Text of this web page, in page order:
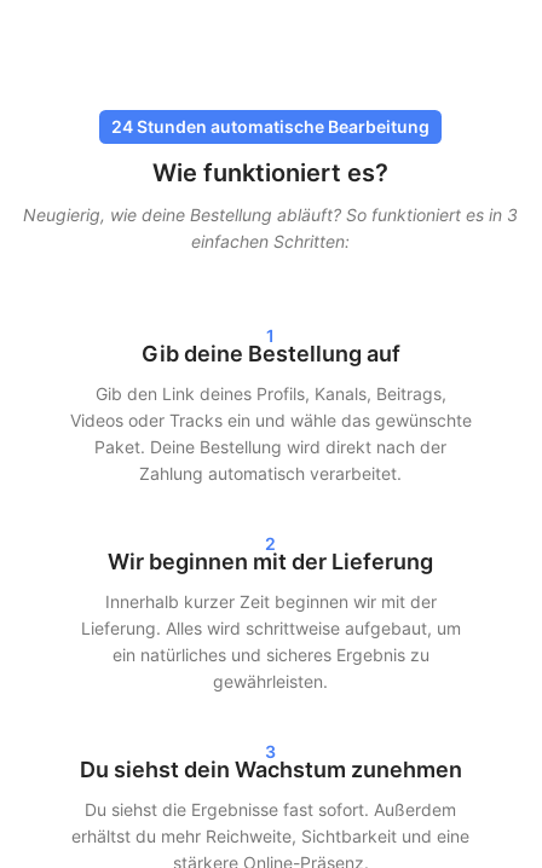
Bei SocialKings steht Sicherheit immer an erster Stelle. Du
musst niemals dein Passwort teilen, und alle Lieferungen
erfolgen über sichere und bewährte Methoden. Unsere
wirken, damit dein Account geschützt bleibt.
erfolgen über sichere und bewährte Methoden. Unsere
Dienstleistungen sind so gestaltet, dass sie möglichst natürlich
Schnelle Lieferung und echte
Ergebnisse
Stunden mit der Lieferung. Je nach gewähltem Paket siehst du
innerhalb von 24–72 Stunden deutliche Ergebnisse in deinen
Statistiken. Egal, ob du Instagram-Follower kaufst, TikTok-Views
kaufst oder Spotify-Streams kaufst – wir sorgen für eine
schnelle und effiziente Lieferung.
Dienstleistungen und gleichbleibende Qualität.
Mehr Reichweite und Glaubwürdigkeit
in den sozialen Medien
24 Stunden automatische Bearbeitung
Wie funktioniert es?
Neugierig, wie deine Bestellung abläuft? So funktioniert es in 3
einfachen Schritten:
1
Gib deine Bestellung auf
Gib den Link deines Profils, Kanals, Beitrags,
Videos oder Tracks ein und wähle das gewünschte
Paket. Deine Bestellung wird direkt nach der
Zahlung automatisch verarbeitet.
2
Wir beginnen mit der Lieferung
Innerhalb kurzer Zeit beginnen wir mit der
Lieferung. Alles wird schrittweise aufgebaut, um
ein natürliches und sicheres Ergebnis zu
gewährleisten.
3
Du siehst dein Wachstum zunehmen
Du siehst die Ergebnisse fast sofort. Außerdem
erhältst du mehr Reichweite, Sichtbarkeit und eine
stärkere Online-Präsenz.